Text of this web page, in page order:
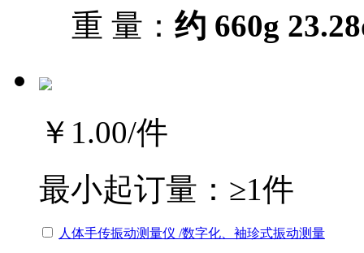
重 量： 约 660g
￥1.00/件
最小起订量： ≥1件
人体手传振动测量仪 /数字化、袖珍式振动测量